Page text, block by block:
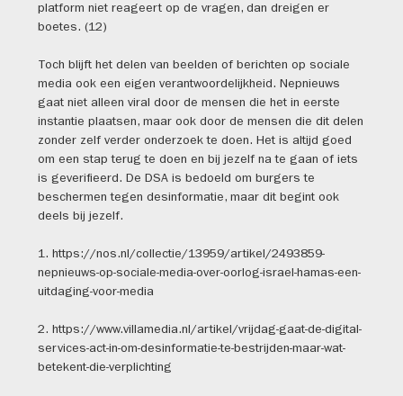
platform niet reageert op de vragen, dan dreigen er
boetes. (12)
Toch blijft het delen van beelden of berichten op sociale
media ook een eigen verantwoordelijkheid. Nepnieuws
gaat niet alleen viral door de mensen die het in eerste
instantie plaatsen, maar ook door de mensen die dit delen
zonder zelf verder onderzoek te doen. Het is altijd goed
om een stap terug te doen en bij jezelf na te gaan of iets
is geverifieerd. De DSA is bedoeld om burgers te
beschermen tegen desinformatie, maar dit begint ook
deels bij jezelf.
1. https://nos.nl/collectie/13959/artikel/2493859-
nepnieuws-op-sociale-media-over-oorlog-israel-hamas-een-
uitdaging-voor-media
2. https://www.villamedia.nl/artikel/vrijdag-gaat-de-digital-
services-act-in-om-desinformatie-te-bestrijden-maar-wat-
betekent-die-verplichting